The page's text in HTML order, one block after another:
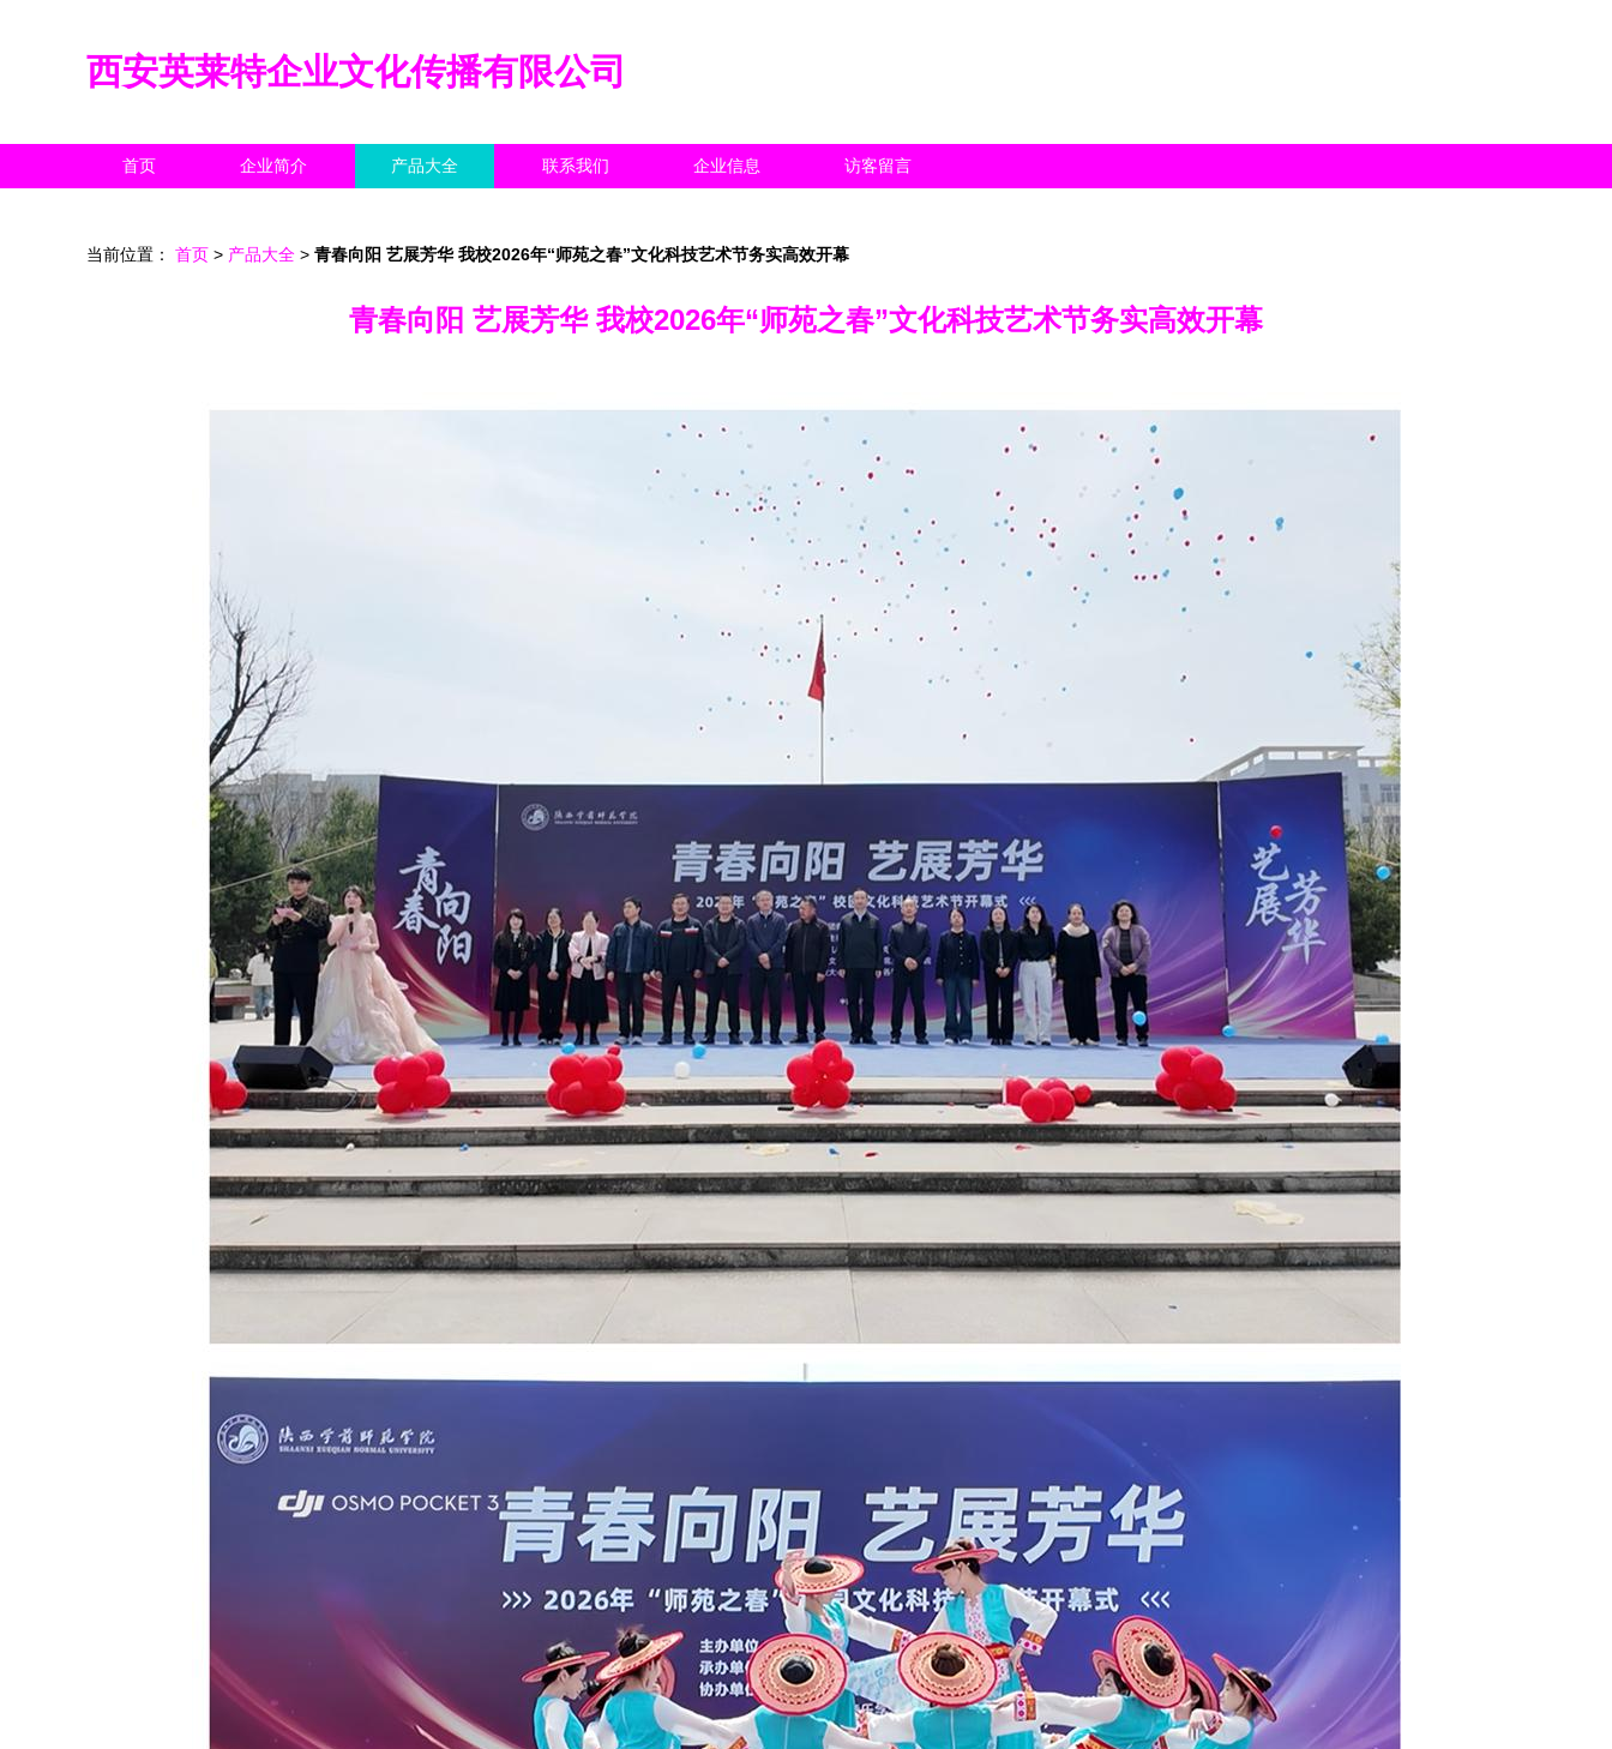
西安英莱特企业文化传播有限公司
首页 企业简介 产品大全 联系我们 企业信息 访客留言
当前位置： 首页 > 产品大全 > 青春向阳 艺展芳华 我校2026年“师苑之春”文化科技艺术节务实高效开幕
青春向阳 艺展芳华 我校2026年“师苑之春”文化科技艺术节务实高效开幕